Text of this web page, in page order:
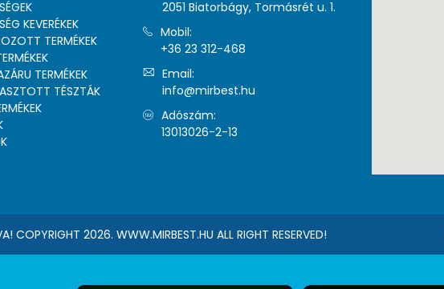
KEVERÉKEK
TERMÉKEK
TERMÉKEK
TÉSZTÁK
2051 Biatorbágy, Tormásrét u. 1.
Mobil:
+36 23 312-468
Email:
info@mirbest.hu
Adószám:
13013026-2-13
COPYRIGHT 2026. WWW.MIRBEST.HU ALL RIGHT RESERVED!